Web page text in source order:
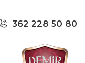
362 228 50 80